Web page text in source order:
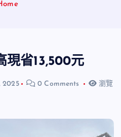
現省13,500元
2025 0 Comments
瀏覽